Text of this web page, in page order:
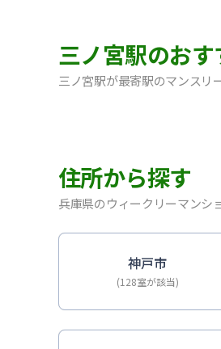
三ノ宮駅のお
三ノ宮駅が最寄駅のマンスリ
【神戸・三宮】Sステイ三
【三宮・花時計前】Sステ
【神戸・三宮】Sステイ三
【三宮・貿易センター】
住所から探す
兵庫県のウィークリーマンシ
神戸市
(128室が該当)